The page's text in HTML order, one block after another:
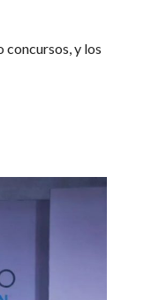
concursos, y los